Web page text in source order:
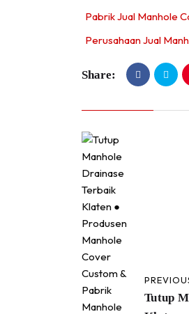
Pabrik Jual Manhole
Perusahaan Jual
Share:
Tutup